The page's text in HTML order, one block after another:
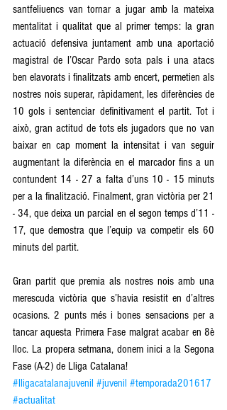
santfeliuencs van tornar a jugar amb la mateixa
mentalitat i qualitat que al primer temps: la gran
actuació defensiva juntament amb una aportació
magistral de l’Oscar Pardo sota pals i una atacs
ben elavorats i finalitzats amb encert, permetien als
nostres nois superar, ràpidament, les diferències de
10 gols i sentenciar definitivament el partit. Tot i
això, gran actitud de tots els jugadors que no van
baixar en cap moment la intensitat i van seguir
augmentant la diferència en el marcador fins a un
contundent 14 - 27 a falta d’uns 10 - 15 minuts
per a la finalització. Finalment, gran victòria per 21
- 34, que deixa un parcial en el segon temps d’11 -
17, que demostra que l’equip va competir els 60
minuts del partit.
Gran partit que premia als nostres nois amb una
merescuda victòria que s’havia resistit en d’altres
ocasions. 2 punts més i bones sensacions per a
tancar aquesta Primera Fase malgrat acabar en 8è
lloc. La propera setmana, donem inici a la Segona
Fase (A-2) de Lliga Catalana!
#lligacatalanajuvenil #juvenil #temporada201617
#actualitat